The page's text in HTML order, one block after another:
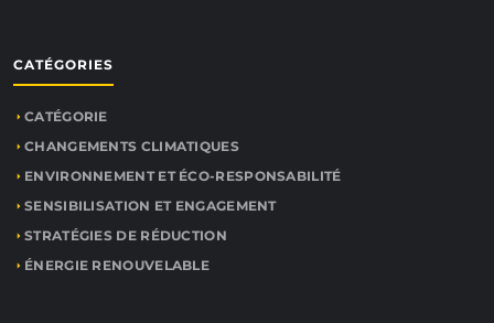
CATÉGORIES
CATÉGORIE
CHANGEMENTS CLIMATIQUES
ENVIRONNEMENT ET ÉCO-RESPONSABILITÉ
SENSIBILISATION ET ENGAGEMENT
STRATÉGIES DE RÉDUCTION
ÉNERGIE RENOUVELABLE